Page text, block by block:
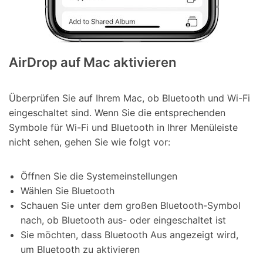
AirDrop auf Mac aktivieren
Überprüfen Sie auf Ihrem Mac, ob Bluetooth und Wi-Fi
eingeschaltet sind. Wenn Sie die entsprechenden
Symbole für Wi-Fi und Bluetooth in Ihrer Menüleiste
nicht sehen, gehen Sie wie folgt vor:
Öffnen Sie die Systemeinstellungen
Wählen Sie Bluetooth
Schauen Sie unter dem großen Bluetooth-Symbol
nach, ob Bluetooth aus- oder eingeschaltet ist
Sie möchten, dass Bluetooth Aus angezeigt wird,
um Bluetooth zu aktivieren